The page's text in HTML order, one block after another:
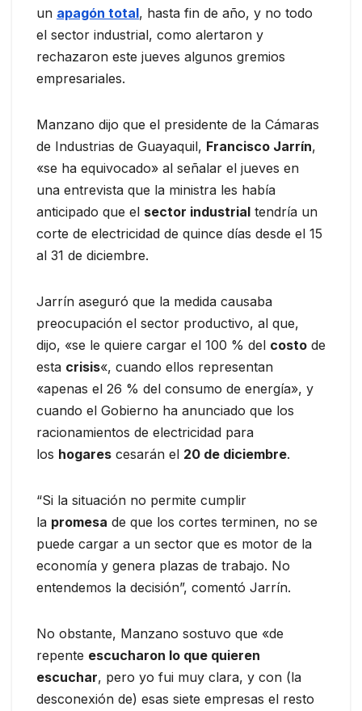
un apagón total, hasta fin de año, y no todo
el sector industrial, como alertaron y
rechazaron este jueves algunos gremios
empresariales.
Manzano dijo que el presidente de la Cámaras
de Industrias de Guayaquil, Francisco Jarrín,
«se ha equivocado» al señalar el jueves en
una entrevista que la ministra les había
anticipado que el sector industrial tendría un
corte de electricidad de quince días desde el 15
al 31 de diciembre.
Jarrín aseguró que la medida causaba
preocupación el sector productivo, al que,
dijo, «se le quiere cargar el 100 % del costo de
esta crisis«, cuando ellos representan
«apenas el 26 % del consumo de energía», y
cuando el Gobierno ha anunciado que los
racionamientos de electricidad para
los hogares cesarán el 20 de diciembre.
“Si la situación no permite cumplir
la promesa de que los cortes terminen, no se
puede cargar a un sector que es motor de la
economía y genera plazas de trabajo. No
entendemos la decisión”, comentó Jarrín.
No obstante, Manzano sostuvo que «de
repente escucharon lo que quieren
escuchar, pero yo fui muy clara, y con (la
desconexión de) esas siete empresas el resto